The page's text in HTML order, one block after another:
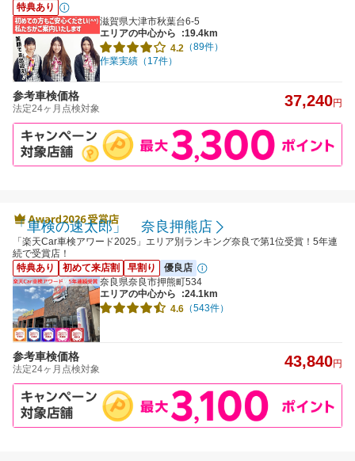
特典あり
滋賀県大津市秋葉台6-5
エリアの中心から
:19.4km
4.2 （89件）
作業実績（17件）
参考車検価格
法定24ヶ月点検対象 37,240円
「車検の速太郎」 奈良押熊店
「楽天Car車検アワード2025」エリア別ランキング奈良で第1位受賞！5年連
続で受賞店！
特典あり
初めて来店割 早割り
優良店
奈良県奈良市押熊町534
エリアの中心から
:24.1km
4.6 （543件）
参考車検価格
法定24ヶ月点検対象 43,840円